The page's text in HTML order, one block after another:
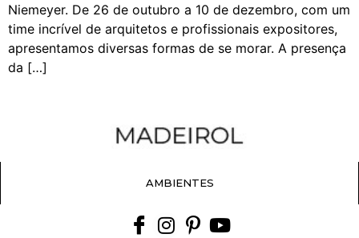
Niemeyer. De 26 de outubro a 10 de dezembro, com um
time incrível de arquitetos e profissionais expositores,
apresentamos diversas formas de se morar. A presença
da […]
AMBIENTES